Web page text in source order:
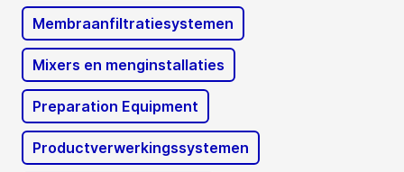
Membraanfiltratiesystemen
Mixers en menginstallaties
Preparation Equipment
Productverwerkingssystemen